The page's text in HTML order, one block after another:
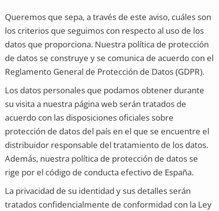
Queremos que sepa, a través de este aviso, cuáles son
los criterios que seguimos con respecto al uso de los
datos que proporciona. Nuestra política de protección
de datos se construye y se comunica de acuerdo con el
Reglamento General de Protección de Datos (GDPR).
Los datos personales que podamos obtener durante
su visita a nuestra página web serán tratados de
acuerdo con las disposiciones oficiales sobre
protección de datos del país en el que se encuentre el
distribuidor responsable del tratamiento de los datos.
Además, nuestra política de protección de datos se
rige por el código de conducta efectivo de España.
La privacidad de su identidad y sus detalles serán
tratados confidencialmente de conformidad con la Ley